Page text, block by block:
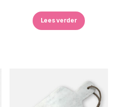
Lees verder